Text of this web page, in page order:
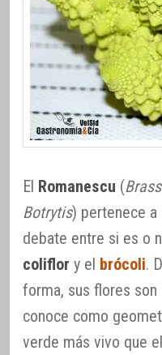
El Romanescu (
Botrytis) pertenece a
debate entre si es o
coliflor y el brócoli.
forma, sus flores son
conoce como
verde más vivo que